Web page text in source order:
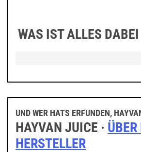
WAS IST ALLES DABEI
UND WER HATS ERFUNDEN,
HAYVAN JUICE · ÜBER
HERSTELLER